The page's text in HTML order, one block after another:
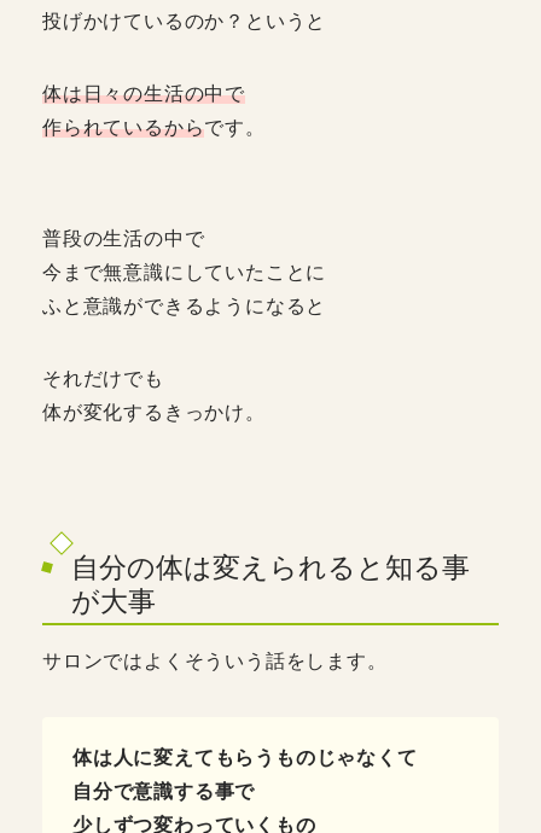
投げかけているのか？というと
体は日々の生活の中で
作られているからです。
普段の生活の中で
今まで無意識にしていたことに
ふと意識ができるようになると
それだけでも
体が変化するきっかけ。
自分の体は変えられると知る事
が大事
サロンではよくそういう話をします。
体は人に変えてもらうものじゃなくて
自分で意識する事で
少しずつ変わっていくもの